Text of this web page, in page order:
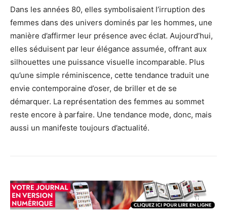
Dans les années 80, elles symbolisaient l’irruption des
femmes dans des univers dominés par les hommes, une
manière d’affirmer leur présence avec éclat. Aujourd’hui,
elles séduisent par leur élégance assumée, offrant aux
silhouettes une puissance visuelle incomparable. Plus
qu’une simple réminiscence, cette tendance traduit une
envie contemporaine d’oser, de briller et de se
démarquer. La représentation des femmes au sommet
reste encore à parfaire. Une tendance mode, donc, mais
aussi un manifeste toujours d’actualité.